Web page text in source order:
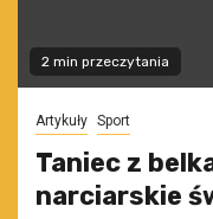
2 min przeczytania
Artykuły Sport
Taniec z
narciarskie